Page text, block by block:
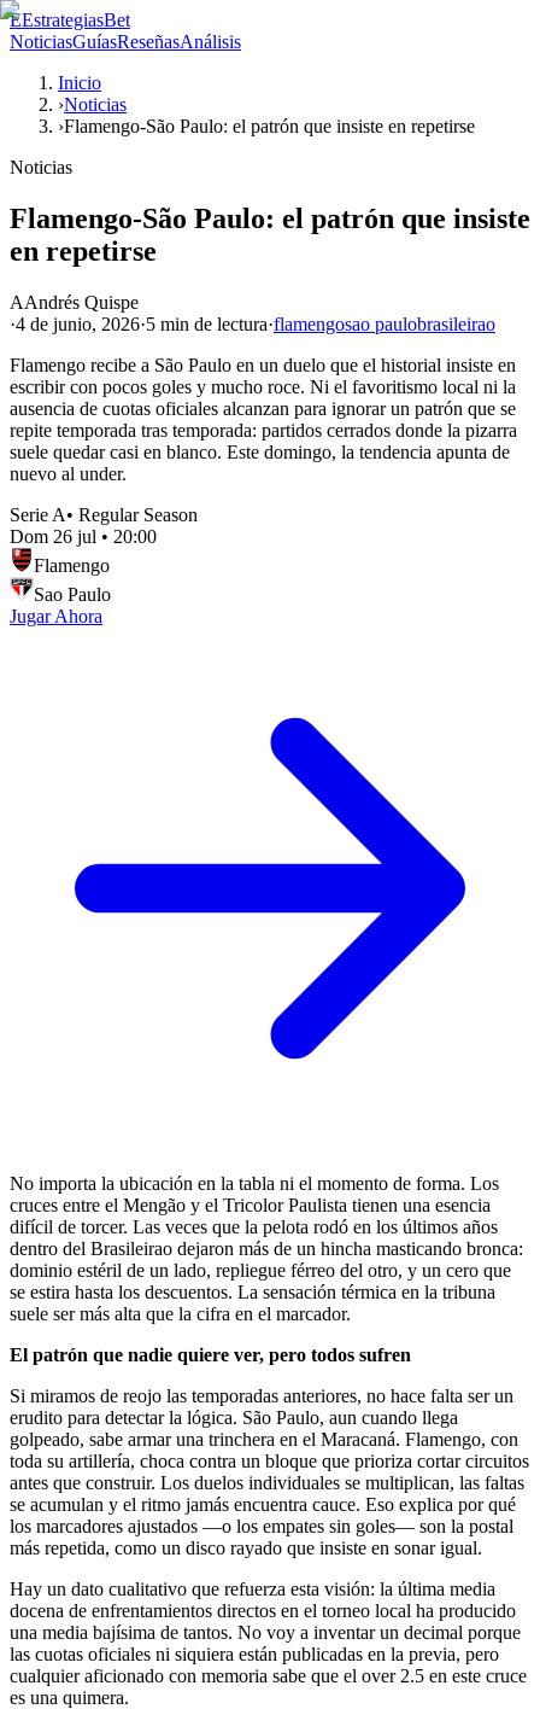
EEstrategiasBet
NoticiasGuíasReseñasAnálisis
Inicio
›Noticias
›Flamengo-São Paulo: el patrón que insiste en repetirse
Noticias
Flamengo-São Paulo: el patrón que insiste
en repetirse
AAndrés Quispe
·4 de junio, 2026·5 min de lectura·flamengosao paulobrasileirao
Flamengo recibe a São Paulo en un duelo que el historial insiste en
escribir con pocos goles y mucho roce. Ni el favoritismo local ni la
ausencia de cuotas oficiales alcanzan para ignorar un patrón que se
repite temporada tras temporada: partidos cerrados donde la pizarra
suele quedar casi en blanco. Este domingo, la tendencia apunta de
nuevo al under.
Serie A• Regular Season
Dom 26 jul • 20:00
Flamengo
Sao Paulo
Jugar Ahora
No importa la ubicación en la tabla ni el momento de forma. Los
cruces entre el Mengão y el Tricolor Paulista tienen una esencia
difícil de torcer. Las veces que la pelota rodó en los últimos años
dentro del Brasileirao dejaron más de un hincha masticando bronca:
dominio estéril de un lado, repliegue férreo del otro, y un cero que
se estira hasta los descuentos. La sensación térmica en la tribuna
suele ser más alta que la cifra en el marcador.
El patrón que nadie quiere ver, pero todos sufren
Si miramos de reojo las temporadas anteriores, no hace falta ser un
erudito para detectar la lógica. São Paulo, aun cuando llega
golpeado, sabe armar una trinchera en el Maracaná. Flamengo, con
toda su artillería, choca contra un bloque que prioriza cortar circuitos
antes que construir. Los duelos individuales se multiplican, las faltas
se acumulan y el ritmo jamás encuentra cauce. Eso explica por qué
los marcadores ajustados —o los empates sin goles— son la postal
más repetida, como un disco rayado que insiste en sonar igual.
Hay un dato cualitativo que refuerza esta visión: la última media
docena de enfrentamientos directos en el torneo local ha producido
una media bajísima de tantos. No voy a inventar un decimal porque
las cuotas oficiales ni siquiera están publicadas en la previa, pero
cualquier aficionado con memoria sabe que el over 2.5 en este cruce
es una quimera.